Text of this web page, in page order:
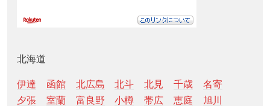
北海道
伊達 函館 北広島 北斗 北見 千歳
名寄
夕張
室蘭 富良野 小樽 帯広 恵庭
旭川